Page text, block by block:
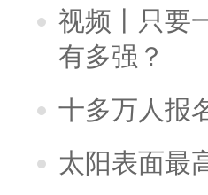
视频丨只要
有多强？
十多万人报
太阳表面最